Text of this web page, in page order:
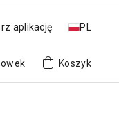
aplikację PL
Koszyk